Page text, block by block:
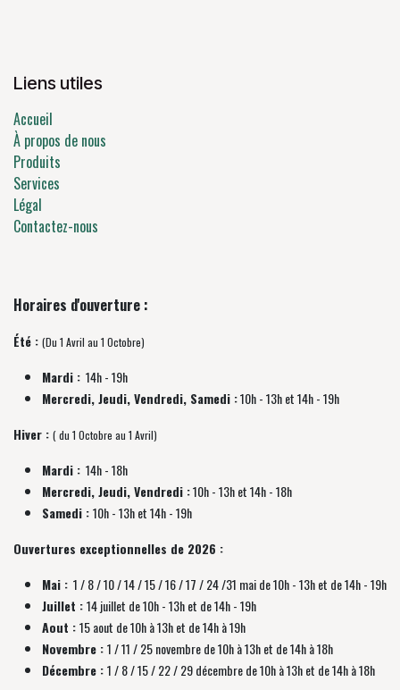
Liens utiles
Accueil
À propos de nous
Produits
Services
Légal
Contactez-nous
Horaires d'ouverture :
Été : (Du 1 Avril au 1 Octobre)
Mardi : 14h - 19h
Mercredi, Jeudi, Vendredi, Samedi :10h - 13h et 14h - 19h
Hiver : ( du 1 Octobre au 1 Avril)
Mardi : 14h - 18h
Mercredi, Jeudi, Vendredi :10h - 13h et 14h - 18h
Samedi :10h - 13h et 14h - 19h
Ouvertures exceptionnelles de 2026 :
Mai : 1 / 8 / 10 / 14 / 15 / 16 / 17 / 24 /31 mai de 10h - 13h et de 14h - 19h
Juillet :14 juillet de 10h - 13h et de 14h - 19h
Aout :15 aout de 10h à 13h et de 14h à 19h
Novembre :1 / 11 / 25 novembre de10h à 13h et de 14h à 18h
Décembre :1 / 8 / 15 / 22 / 29 décembrede10h à 13h et de 14h à 18h